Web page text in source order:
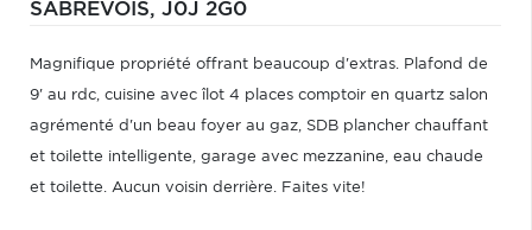
SABREVOIS, J0J 2G0
Magnifique propriété offrant beaucoup d'extras. Plafond de
9' au rdc, cuisine avec îlot 4 places comptoir en quartz salon
agrémenté d'un beau foyer au gaz, SDB plancher chauffant
et toilette intelligente, garage avec mezzanine, eau chaude
et toilette. Aucun voisin derrière. Faites vite!